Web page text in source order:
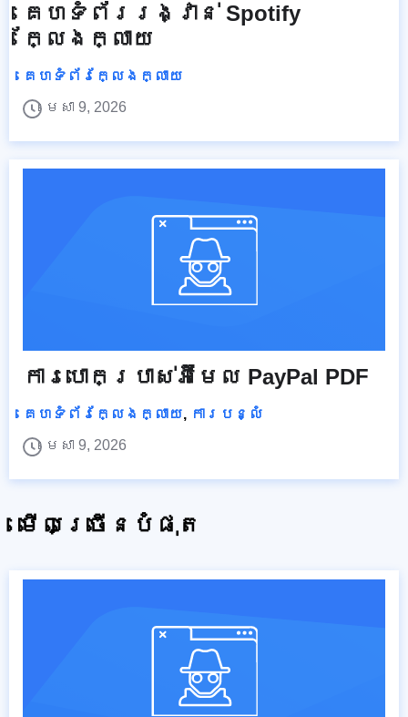
គេហទំព័ររង្វាន់ Spotify
ក្លែងក្លាយ
គេហទំព័រក្លែងក្លាយ
មេសា 9, 2026
ការបោកប្រាស់អ៊ីមែល PayPal PDF
គេហទំព័រក្លែងក្លាយ, ការបន្លំ
មេសា 9, 2026
មើលច្រើនបំផុត